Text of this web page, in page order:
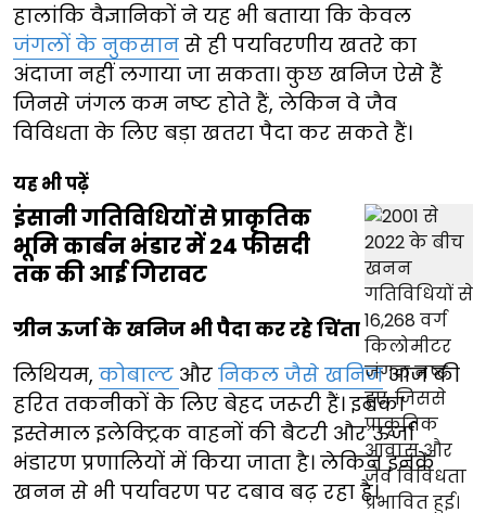
हालांकि वैज्ञानिकों ने यह भी बताया कि केवल
जंगलों के नुकसान से ही पर्यावरणीय खतरे का
अंदाजा नहीं लगाया जा सकता। कुछ खनिज ऐसे हैं
जिनसे जंगल कम नष्ट होते हैं, लेकिन वे जैव
विविधता के लिए बड़ा खतरा पैदा कर सकते हैं।
यह भी पढ़ें
इंसानी गतिविधियों से प्राकृतिक
भूमि कार्बन भंडार में 24 फीसदी
तक की आई गिरावट
ग्रीन ऊर्जा के खनिज भी पैदा कर रहे चिंता
लिथियम, कोबाल्ट और निकल जैसे खनिजआज की
हरित तकनीकों के लिए बेहद जरूरी हैं। इनका
इस्तेमाल इलेक्ट्रिक वाहनों की बैटरी और ऊर्जा
भंडारण प्रणालियों में किया जाता है। लेकिन इनके
खनन से भी पर्यावरण पर दबाव बढ़ रहा है।